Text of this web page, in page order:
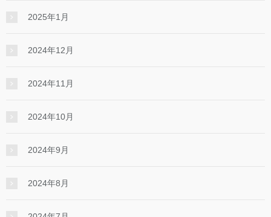
2025年1月
2024年12月
2024年11月
2024年10月
2024年9月
2024年8月